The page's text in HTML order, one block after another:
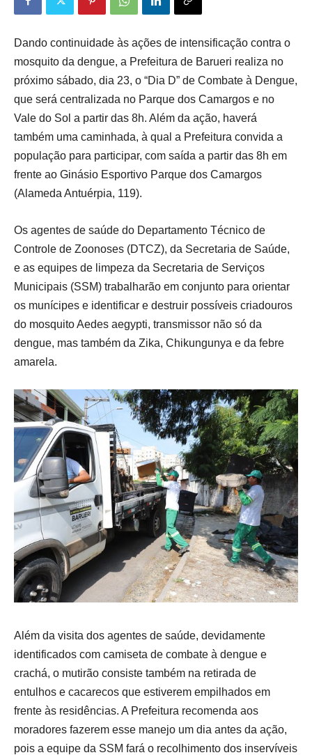
Dando continuidade às ações de intensificação contra o
mosquito da dengue, a Prefeitura de Barueri realiza no
próximo sábado, dia 23, o “Dia D” de Combate à Dengue,
que será centralizada no Parque dos Camargos e no
Vale do Sol a partir das 8h. Além da ação, haverá
também uma caminhada, à qual a Prefeitura convida a
população para participar, com saída a partir das 8h em
frente ao Ginásio Esportivo Parque dos Camargos
(Alameda Antuérpia, 119).
Os agentes de saúde do Departamento Técnico de
Controle de Zoonoses (DTCZ), da Secretaria de Saúde,
e as equipes de limpeza da Secretaria de Serviços
Municipais (SSM) trabalharão em conjunto para orientar
os munícipes e identificar e destruir possíveis criadouros
do mosquito Aedes aegypti, transmissor não só da
dengue, mas também da Zika, Chikungunya e da febre
amarela.
Além da visita dos agentes de saúde, devidamente
identificados com camiseta de combate à dengue e
crachá, o mutirão consiste também na retirada de
entulhos e cacarecos que estiverem empilhados em
frente às residências. A Prefeitura recomenda aos
moradores fazerem esse manejo um dia antes da ação,
pois a equipe da SSM fará o recolhimento dos inservíveis